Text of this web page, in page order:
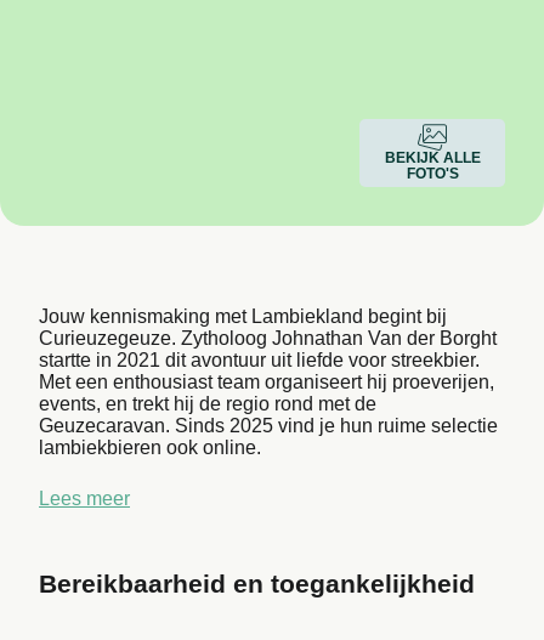
BEKIJK ALLE
FOTO'S
Jouw kennismaking met Lambiekland begint bij
Curieuzegeuze. Zytholoog Johnathan Van der Borght
startte in 2021 dit avontuur uit liefde voor streekbier.
Met een enthousiast team organiseert hij proeverijen,
events, en trekt hij de regio rond met de
Geuzecaravan. Sinds 2025 vind je hun ruime selectie
lambiekbieren ook online.
Lees meer
Bereikbaarheid en toegankelijkheid